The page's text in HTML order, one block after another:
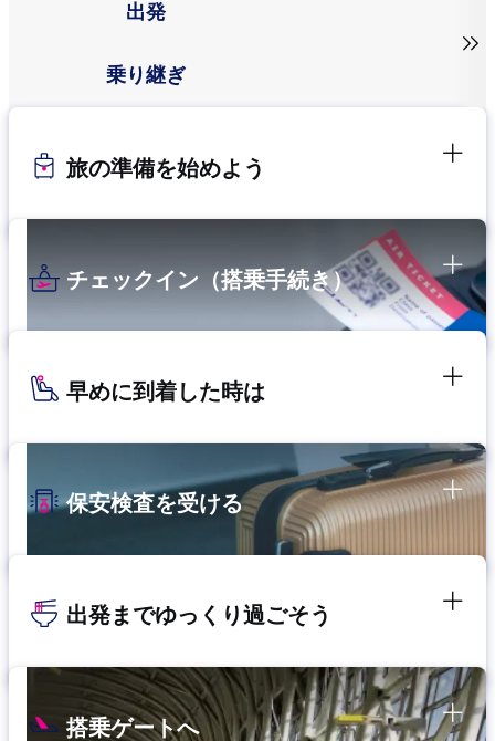
出発
乗り継ぎ

旅の準備を始めよう
チェックイン（搭乗手続き）
早めに到着した時は
保安検査を受ける
出発までゆっくり過ごそう
搭乗ゲートへ